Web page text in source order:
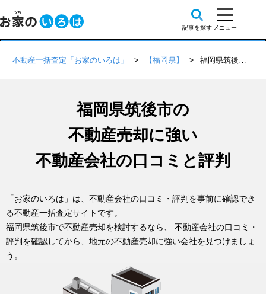
不動産一括査定「お家のいろは」 【福岡県】 福岡県筑後市の不動産会社 口コミ・評判一覧
福岡県筑後市の
不動産売却に強い
不動産会社の口コミと評判
「お家のいろは」は、不動産会社の口コミ・評判を事前に確認でき
る不動産一括査定サイトです。
福岡県筑後市で不動産売却を検討するなら、 不動産会社の口コミ・
評判を確認してから、地元の不動産売却に強い会社を見つけましょ
う。